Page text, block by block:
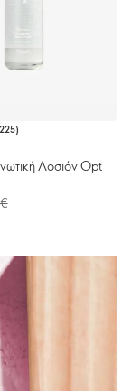
225)
Λοσιόν Opt